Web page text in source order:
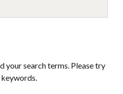
your search terms. Please try